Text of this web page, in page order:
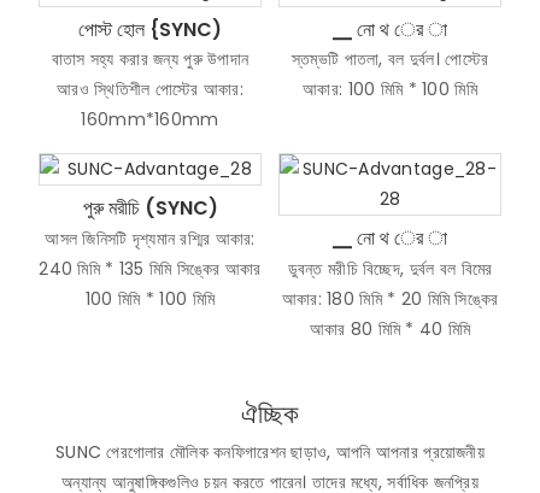
পোস্ট হোল {SYNC)
বাতাস সহ্য করার জন্য পুরু উপাদান
আরও স্থিতিশীল পোস্টের আকার:
160mm*160mm
▁ নো থ ের া
স্তম্ভটি পাতলা, বল দুর্বল। পোস্টের
আকার: 100 মিমি * 100 মিমি
পুরু মরীচি (SYNC)
আসল জিনিসটি দৃশ্যমান রশ্মির আকার:
240 মিমি * 135 মিমি সিঙ্কের আকার
100 মিমি * 100 মিমি
▁ নো থ ের া
ডুবন্ত মরীচি বিচ্ছেদ, দুর্বল বল বিমের
আকার: 180 মিমি * 20 মিমি সিঙ্কের
আকার 80 মিমি * 40 মিমি
ঐচ্ছিক
SUNC পেরগোলার মৌলিক কনফিগারেশন ছাড়াও, আপনি আপনার প্রয়োজনীয়
অন্যান্য আনুষাঙ্গিকগুলিও চয়ন করতে পারেন। তাদের মধ্যে, সর্বাধিক জনপ্রিয়